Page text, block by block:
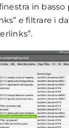
in basso
e filtrare i